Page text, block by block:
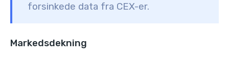
forsinkede data fra CEX-er.
Markedsdekning